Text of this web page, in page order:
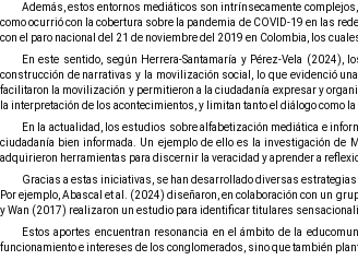
Además, estos entornos mediáticos son intrínsecamente
como ocurrió con la cobertura sobre la pandemia de COVID-19 en las
con el paro nacional del 21 de noviembre del 2019 en Colombia, los
En este sentido, según Herrera-Santamaría y Pérez-Vela
construcción de narrativas y la movilización social, lo que evidenció
facilitaron la movilización y permitieron a la ciudadanía expresar y
la interpretación de los acontecimientos, y limitan tanto el diálogo como
En la actualidad, los estudios sobre alfabetización mediática e
ciudadanía bien informada. Un ejemplo de ello es la investigación de
adquirieron herramientas para discernir la veracidad y aprender a
Gracias a estas iniciativas, se han desarrollado diversas
Por ejemplo,Abascal et al. (2024) diseñaron, en colaboración con un
y Wan (2017) realizaron un estudio para identificar titulares
Estos aportes encuentran resonancia en el ámbito de la
funcionamiento e intereses de los conglomerados, sino que también